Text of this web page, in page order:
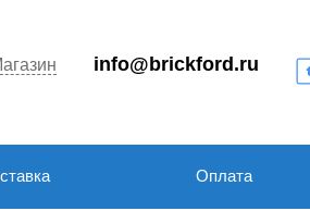
info@brickford.ru
Оплата